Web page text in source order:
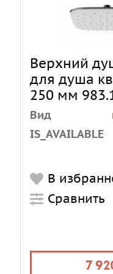
Верхний
для душа
250 мм
Вид
IS_AVAILABLE
В
Сравнить
7